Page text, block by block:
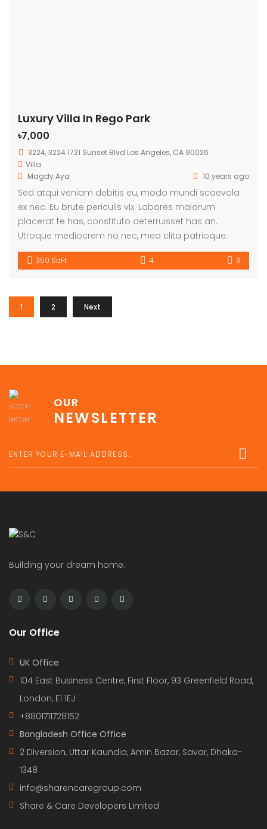
Luxury Villa In Rego Park
৳7,000
3224, 3224 1721 Sunset Blvd Los Angeles, CA 90026
Villa
Magdy Aya
10 years ago
Sed atqui veniam debitis eu, modo mundi scaevola
ex nec. Eu brute periculis vix. Labores maiorum
placerat te has, constituto deterruisset has an.
Utroque mediocrem no nec, mea clita patrioque.
350 SqFt 4 3
1 2 Next
OUR
NEWSLETTER
Building your dream home.
Our Office
UK Office
104 East Business Centre, First Floor, 93 Greenfield Road,
London, E1 1EJ
+8801711728152
Bangladesh Office Office
2 Diversion, Uttar Kaundia, Amin Bazar, Savar, Dhaka-
1348
info@sharencaregroup.com
Share & Care Developers Limited